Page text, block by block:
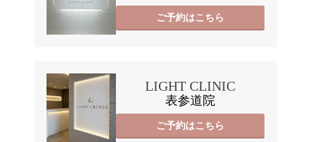
ご予約はこちら
LIGHT CLINIC
表参道院
ご予約はこちら